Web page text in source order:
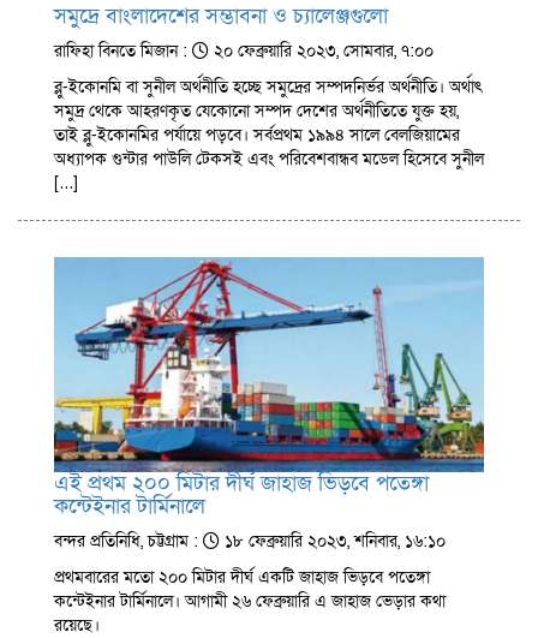
সমুদ্রে বাংলাদেশের সম্ভাবনা ও চ্যালেঞ্জগুলো
রাফিহা বিনতে মিজান :
২০ ফেব্রুয়ারি ২০২৩, সোমবার, ৭:০০
ব্লু-ইকোনমি বা সুনীল অর্থনীতি হচ্ছে সমুদ্রের সম্পদনির্ভর অর্থনীতি। অর্থাৎ
সমুদ্র থেকে আহরণকৃত যেকোনো সম্পদ দেশের অর্থনীতিতে যুক্ত হয়,
তাই ব্লু-ইকোনমির পর্যায়ে পড়বে। সর্বপ্রথম ১৯৯৪ সালে বেলজিয়ামের
অধ্যাপক গুন্টার পাউলি টেকসই এবং পরিবেশবান্ধব মডেল হিসেবে সুনীল
[…]
এই প্রথম ২০০ মিটার দীর্ঘ জাহাজ ভিড়বে পতেঙ্গা
কন্টেইনার টার্মিনালে
বন্দর প্রতিনিধি, চট্টগ্রাম :
১৮ ফেব্রুয়ারি ২০২৩, শনিবার, ১৬:১০
প্রথমবারের মতো ২০০ মিটার দীর্ঘ একটি জাহাজ ভিড়বে পতেঙ্গা
কন্টেইনার টার্মিনালে। আগামী ২৬ ফেব্রুয়ারি এ জাহাজ ভেড়ার কথা
রয়েছে।